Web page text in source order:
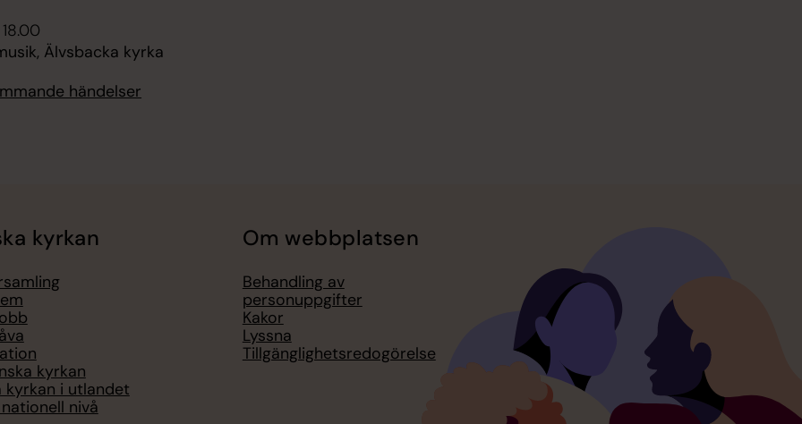
Älvsbacka kyrka
händelser
kyrkan
kyrkan
kyrkan i utlandet
nivå
Om webbplatsen
Behandling av
personuppgifter
Kakor
Lyssna
Tillgänglighetsredogörelse